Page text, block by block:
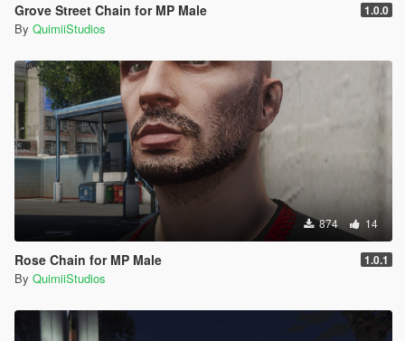
Grove Street Chain for MP Male 1.0.0
By QuimiiStudios
874 14
Rose Chain for MP Male 1.0.1
By QuimiiStudios